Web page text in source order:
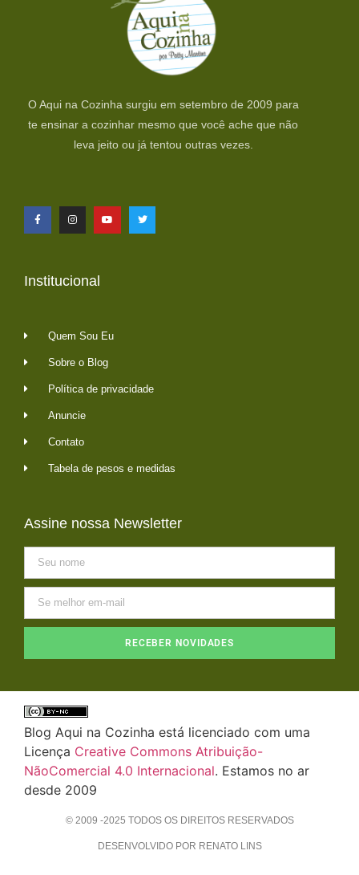
O Aqui na Cozinha surgiu em setembro de 2009 para
te ensinar a cozinhar mesmo que você ache que não
leva jeito ou já tentou outras vezes.
Institucional
Quem Sou Eu
Sobre o Blog
Política de privacidade
Anuncie
Contato
Tabela de pesos e medidas
Assine nossa Newsletter
RECEBER NOVIDADES
Blog Aqui na Cozinha está licenciado com uma
Licença Creative Commons Atribuição-
NãoComercial 4.0 Internacional. Estamos no ar
desde 2009
© 2009 -2025 TODOS OS DIREITOS RESERVADOS
DESENVOLVIDO POR RENATO LINS